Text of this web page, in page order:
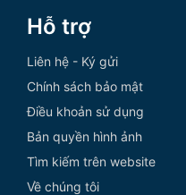
Hỗ trợ
Liên hệ - Ký gửi
Chính sách bảo mật
Điều khoản sử dụng
Bản quyền hình ảnh
Tìm kiếm trên website
Về chúng tôi